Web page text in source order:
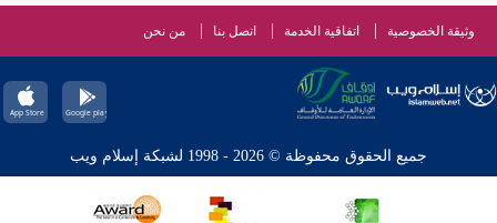
وثيقة الخصوصية اتفاقية الخدمة اتصل بنا من نحن
جميع الحقوق محفوظة © 2026 - 1998 لشبكة إسلام ويب